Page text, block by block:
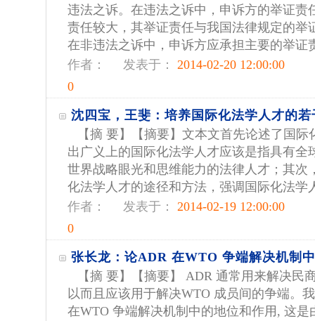
违法之诉。在违法之诉中，申诉方的举证责
责任较大，其举证责任与我国法律规定的举
在非违法之诉中，申诉方应承担主要的举证
作者：
发表于： 2014-02-20 12:00:00
0
沈四宝，王斐：培养国际化法学人才的若
【摘 要】【摘要】文本文首先论述了国
出广义上的国际化法学人才应该是指具有全
世界战略眼光和思维能力的法律人才；其次
化法学人才的途径和方法，强调国际化法学
作者：
发表于： 2014-02-19 12:00:00
0
张长龙：论ADR 在WTO 争端解决机制
【摘 要】【摘要】 ADR 通常用来解决民
以而且应该用于解决WTO 成员间的争端。
在WTO 争端解决机制中的地位和作用, 这是